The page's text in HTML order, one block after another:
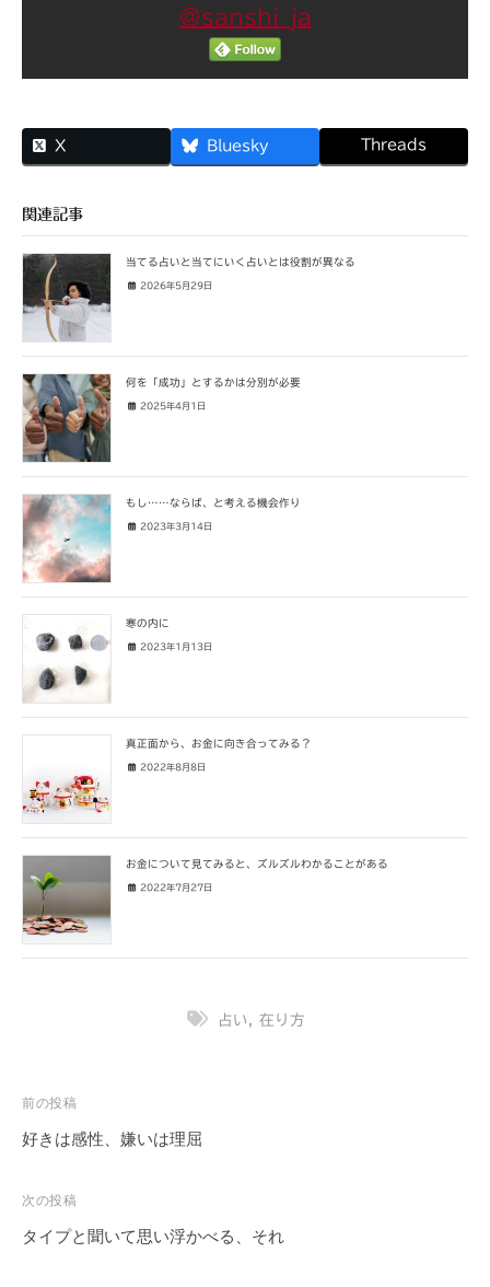
@sanshi_ja
X Bluesky Threads
関連記事
当てる占いと当てにいく占いとは役割が異なる
2026年5月29日
何を「成功」とするかは分別が必要
2025年4月1日
もし……ならば、と考える機会作り
2023年3月14日
寒の内に
2023年1月13日
真正面から、お金に向き合ってみる？
2022年8月8日
お金について見てみると、ズルズルわかることがある
2022年7月27日
占い 在り方
投
稿
ビ
ゲ
前の投稿
好きは感性、嫌いは理屈
次の投稿
タイプと聞いて思い浮かべる、それ